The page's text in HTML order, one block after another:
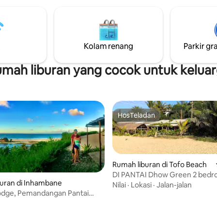
perapian. Di bagian bawah
akses pribadi ke pantai di
Anda butuh mobil 4x4 untuk
Bibo Sands
Kolam renang Parkir
liburan yang cocok untuk
18 ulasan
di Inhambane
Pemandangan Pantai
HosTeladan
HosTeladan
Rumah liburan di Tofo Beach
DI PANTAI Dhow Green 2 bedroom
cottage AC
Nilai · Lokasi · Jalan-jalan